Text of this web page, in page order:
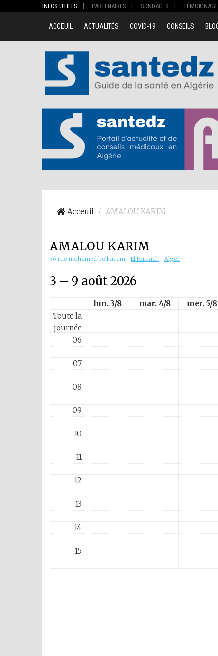
INFOS UTILES PARTENAIRES SONDAGES
ACCEUIL ACTUALITÉS COVID-19 CONSEILS
Acceuil AMALOU KARIM
AMALOU KARIM
36 rue mohamed belkacem - El Harrach - Alger
3 – 9 août 2026
lun. 3/8 mar. 4/8 mer. 5/8
Toute la
journée
02
05
06
07
08
09
10
11
12
13
14
15